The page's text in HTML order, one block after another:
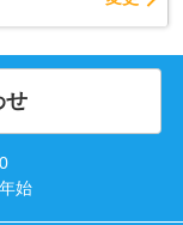
せ
始